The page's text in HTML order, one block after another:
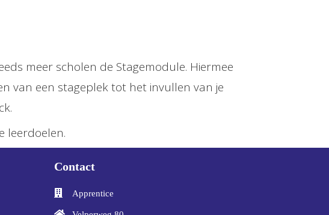
meer scholen de Stagemodule. Hiermee
van een stageplek tot het invullen van je
leerdoelen.
Contact
Apprentice